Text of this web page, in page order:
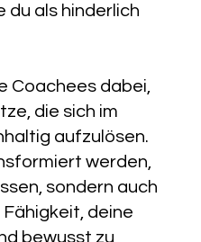
du als hinderlich
Coachees dabei,
die sich im
aufzulösen.
werden,
sondern auch
deine
bewusst zu